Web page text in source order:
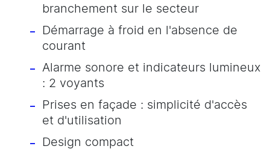
branchement sur le secteur
Démarrage à froid en l'absence de
courant
Alarme sonore et indicateurs lumineux
: 2 voyants
Prises en façade : simplicité d'accès
et d'utilisation
Design compact